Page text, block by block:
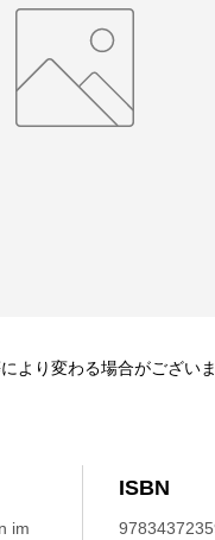
im
ISBN
より変わる場合がござい